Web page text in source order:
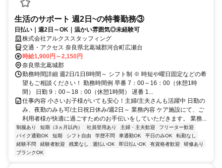
生活のサポート 週2日~の特養勤務③
日払い｜週2日～OK｜温かい雰囲気◎未経験可
株式会社アルクススタッフィング
交通・アクセス 奈良県北葛城郡河合町広瀬台
時給1,900円～2,150円
奈良県北葛城郡
勤務時間詳細 週2日/1日8時間～ シフト制 ※ 時短や曜日固定などの希
望もご相談ください！ 勤務時間例 早番 7：00～16：00（休憩1時
間） 日勤 9：00～18：00（休憩1時間） 遅番 1...
仕事内容 小さいお子様がいても安心！主婦/主夫さんも活躍中 日勤の
み、夜勤のみも可/土日祝日休み/週2日～ 業務内容 ケア施設にて、ご
利用者様が快適に過ごすためのお手伝いをしていただきます。 業務...
制服あり 短期（3ヵ月以内） 社員登用あり 主婦・主夫歓迎
フリーター歓迎
バイク通勤OK
短期 シフト自由 学歴不問 車通勤OK 平日のみOK
転勤なし
経験不問
経験者歓迎 残業なし 週払いOK 即日払いOK 有資格者歓迎
研修あり
ブランクOK